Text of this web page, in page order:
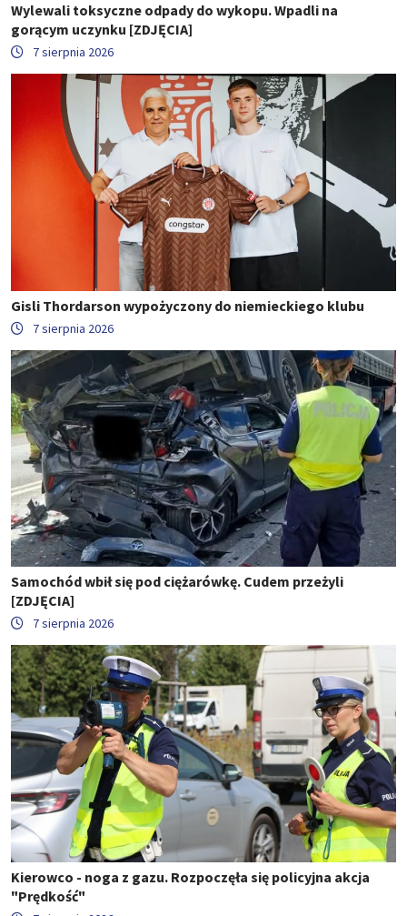
Wylewali toksyczne odpady do wykopu. Wpadli na
gorącym uczynku [ZDJĘCIA]
7 sierpnia 2026
Gisli Thordarson wypożyczony do niemieckiego klubu
7 sierpnia 2026
Samochód wbił się pod ciężarówkę. Cudem przeżyli
[ZDJĘCIA]
7 sierpnia 2026
Kierowco - noga z gazu. Rozpoczęła się policyjna akcja
"Prędkość"